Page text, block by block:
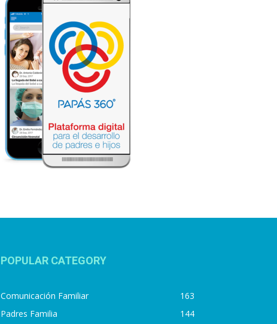
POPULAR CATEGORY
Comunicación Familiar
163
Padres Familia
144